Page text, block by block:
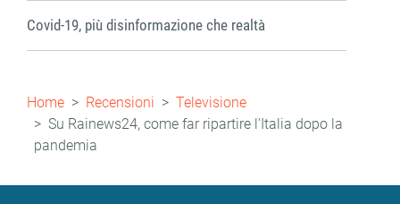
Covid-19, più disinformazione che realtà
Briciole
di
pane
Home Recensioni
Televisione
Su Rainews24, come far ripartire l'Italia dopo la
pandemia